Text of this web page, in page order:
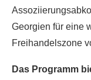
Georgien für eine
Freihandelszone
Das Programm